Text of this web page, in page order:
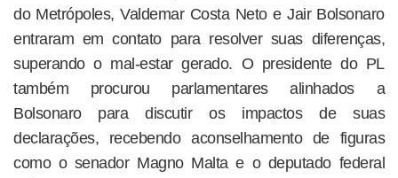
do Metrópoles, Valdemar Costa Neto e Jair Bolsonaro
entraram em contato para resolver suas diferenças,
superando o mal-estar gerado. O presidente do PL
também procurou parlamentares alinhados a
Bolsonaro para discutir os impactos de suas
declarações, recebendo aconselhamento de figuras
como o senador Magno Malta e o deputado federal